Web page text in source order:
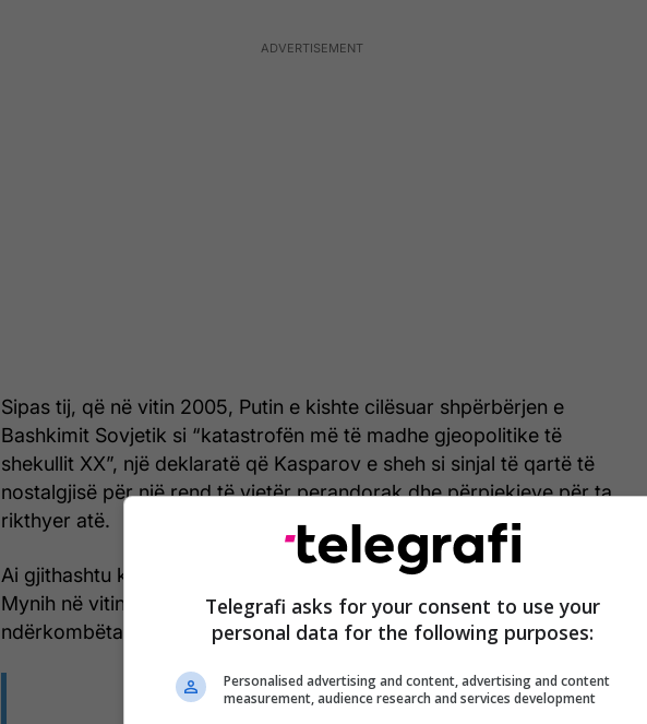
Sipas tij, që në vitin 2005, Putin e kishte cilësuar shpërbërjen e
Bashkimit Sovjetik si “katastrofën më të madhe gjeopolitike të
shekullit XX”, një deklaratë që Kasparov e sheh si sinjal të qartë të
nostalgjisë për një rend të vjetër perandorak dhe përpjekjeve për ta
rikthyer atë.
Ai gjithashtu kujton fjalimin e Putinit në Konferencën e Sigurisë në
Mynih në vitin 2007, ku presidenti rus kritikoi ashpër rendin
ndërkombëtar të udhëhequr nga Perëndimi dhe NATO.
Telegrafi asks for your consent to use your
personal data for the following purposes:
Personalised advertising and content, advertising and content
measurement, audience research and services development